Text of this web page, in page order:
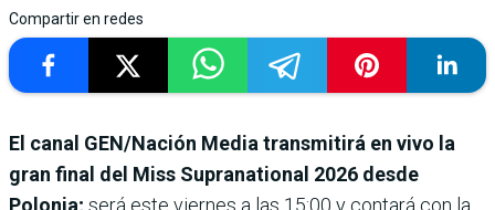
Compartir en redes
El canal GEN/Nación Media transmitirá en vivo la
gran final del Miss Supranational 2026 desde
Polonia; será este viernes a las 15:00 y contará con la